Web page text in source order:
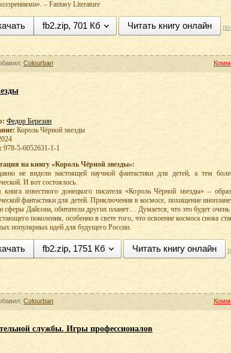
– Fantasy Literature
fb2.zip, 701 Кб Читать книгу онлайн
Colourban
Федор Березин
Король Чёрной звезды
978-5-6052631-1-1
на книгу «Король Чёрной звезды»:
не видели настоящей научной фантастики для детей, а тем
И вот состоялось.
книга известного донецкого писателя «Король Чёрной звезды» –
фантастики для детей. Приключения в космосе, похищение
сферы Дайсона, обитатели других планет… Думается, что это будет очень
поколения, особенно в свете того, что освоение космоса снова
популярных идей для будущего России.
fb2.zip, 1751 Кб Читать книгу онлайн
Colourban
службы. Игры профессионалов